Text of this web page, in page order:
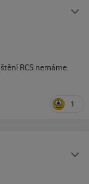
RCS nemáme.
1